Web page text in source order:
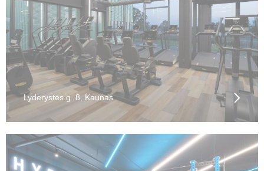
Lyderystės g. 8, Kaunas